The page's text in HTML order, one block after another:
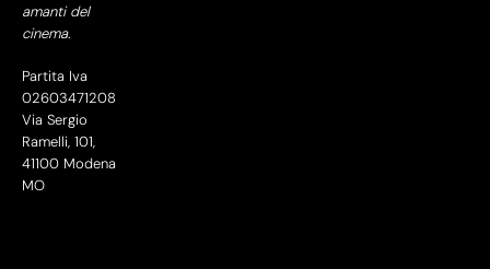
amanti del
cinema.
Partita Iva
02603471208
Via Sergio
Ramelli, 101,
41100 Modena
MO